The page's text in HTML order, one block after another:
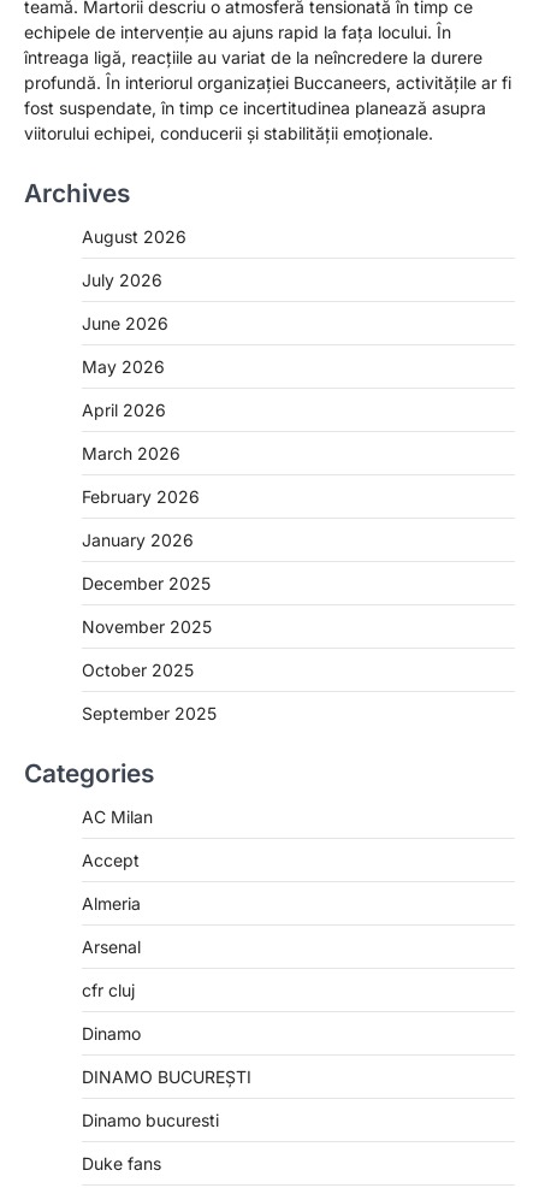
teamă. Martorii descriu o atmosferă tensionată în timp ce
echipele de intervenție au ajuns rapid la fața locului. În
întreaga ligă, reacțiile au variat de la neîncredere la durere
profundă. În interiorul organizației Buccaneers, activitățile ar fi
fost suspendate, în timp ce incertitudinea planează asupra
viitorului echipei, conducerii și stabilității emoționale.
Archives
August 2026
July 2026
June 2026
May 2026
April 2026
March 2026
February 2026
January 2026
December 2025
November 2025
October 2025
September 2025
Categories
AC Milan
Accept
Almeria
Arsenal
cfr cluj
Dinamo
DINAMO BUCUREȘTI
Dinamo bucuresti
Duke fans